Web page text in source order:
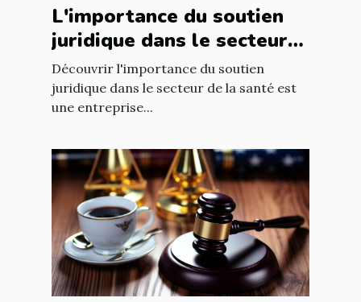
L'importance du soutien
juridique dans le secteur
de la santé
Découvrir l'importance du soutien
juridique dans le secteur de la santé est
une entreprise...